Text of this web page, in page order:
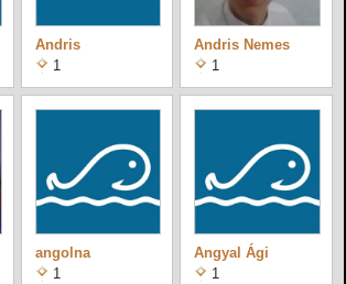
Andris
1
Andris Nemes
1
angolna
1
Angyal Ági
1